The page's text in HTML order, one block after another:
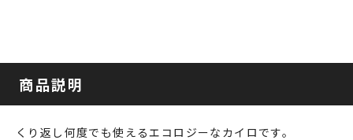
商品説明
くり返し何度でも使えるエコロジーなカイロです。